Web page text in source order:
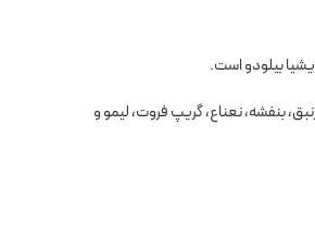
بنفشه، نعناع، گریپ فروت، لیمو و